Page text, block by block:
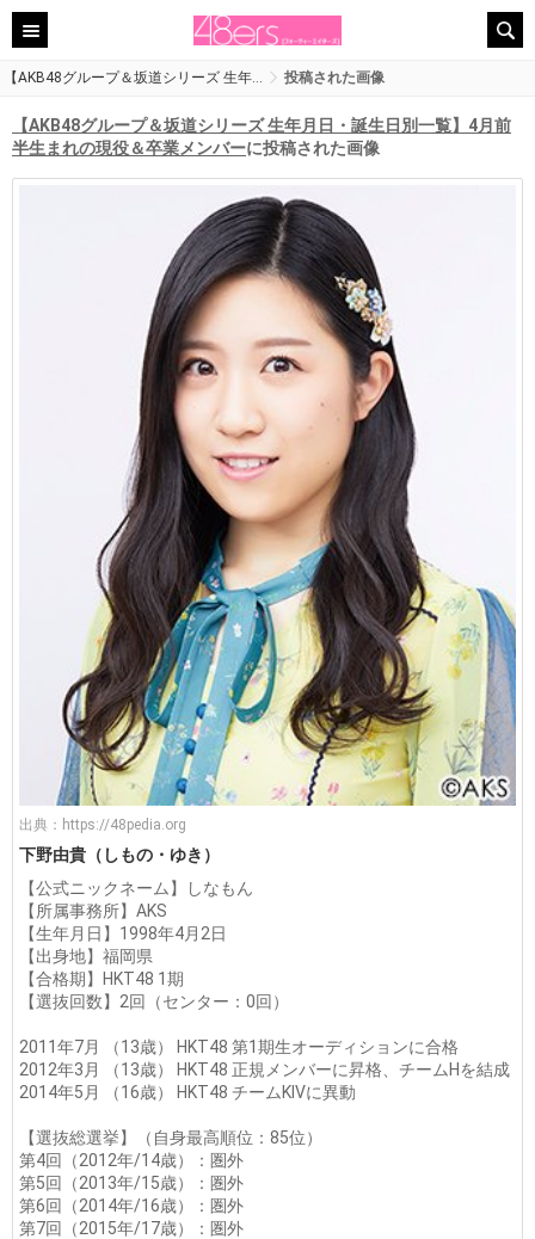
【AKB48グループ＆坂道シリーズ 生年… 投稿された画像
【AKB48グループ＆坂道シリーズ 生年月日・誕生日別一覧】4月前
半生まれの現役＆卒業メンバーに投稿された画像
出典： https://48pedia.org
下野由貴（しもの・ゆき）
【公式ニックネーム】しなもん
【所属事務所】AKS
【生年月日】1998年4月2日
【出身地】福岡県
【合格期】HKT48 1期
【選抜回数】2回（センター：0回）
2011年7月 （13歳） HKT48 第1期生オーディションに合格
2012年3月 （13歳） HKT48 正規メンバーに昇格、チームHを結成
2014年5月 （16歳） HKT48 チームKIVに異動
【選抜総選挙】（自身最高順位：85位）
第4回（2012年/14歳）：圏外
第5回（2013年/15歳）：圏外
第6回（2014年/16歳）：圏外
第7回（2015年/17歳）：圏外